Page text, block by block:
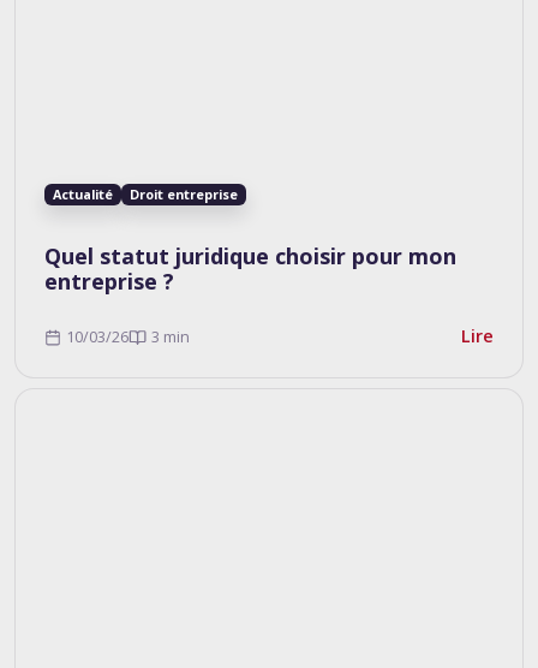
Actualité Droit entreprise
Quel statut juridique choisir pour mon
entreprise ?
10/03/26 3 min Lire